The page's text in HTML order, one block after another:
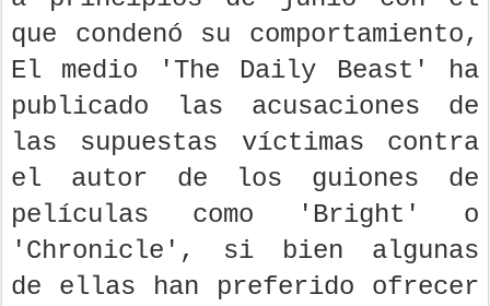
que condenó su comportamiento,
El medio 'The Daily Beast' ha
publicado las acusaciones de
las supuestas víctimas contra
el autor de los guiones de
películas como 'Bright' o
'Chronicle', si bien algunas
de ellas han preferido ofrecer